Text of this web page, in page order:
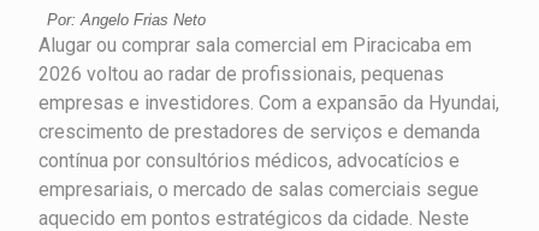
Por: Angelo Frias Neto
Alugar ou comprar sala comercial em Piracicaba em
2026 voltou ao radar de profissionais, pequenas
empresas e investidores. Com a expansão da Hyundai,
crescimento de prestadores de serviços e demanda
contínua por consultórios médicos, advocatícios e
empresariais, o mercado de salas comerciais segue
aquecido em pontos estratégicos da cidade. Neste